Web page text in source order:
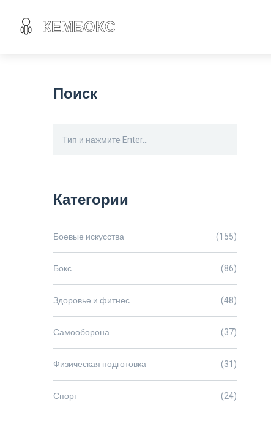
Поиск
Категории
Боевые искусства (155)
Бокс (86)
Здоровье и фитнес (48)
Самооборона (37)
Физическая подготовка (31)
Спорт (24)